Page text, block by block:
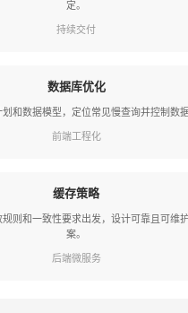
定。
持续交付
数据库优化
和数据模型，定位常见慢查询并控制数据
前端工程化
缓存策略
规则和一致性要求出发，设计可靠且可维
案。
后端微服务